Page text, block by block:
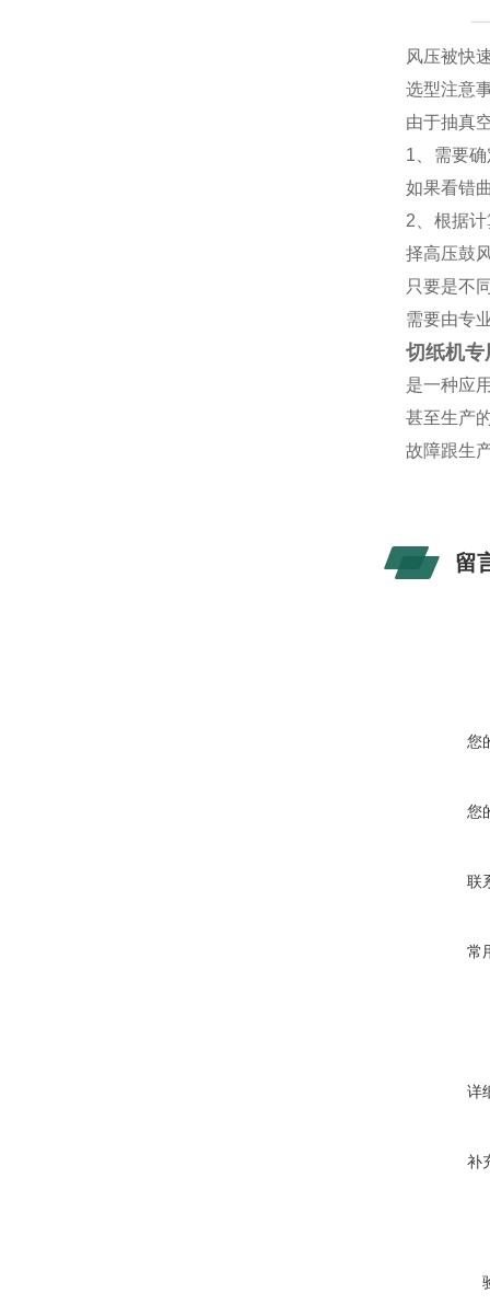
风压被快
选型注意
由于抽真
1、需要
如果看错
2、根据
择高压鼓
只要是不
需要由专
切纸机专
是一种应
甚至生产
故障跟生
留
您
您
联
常
详
补